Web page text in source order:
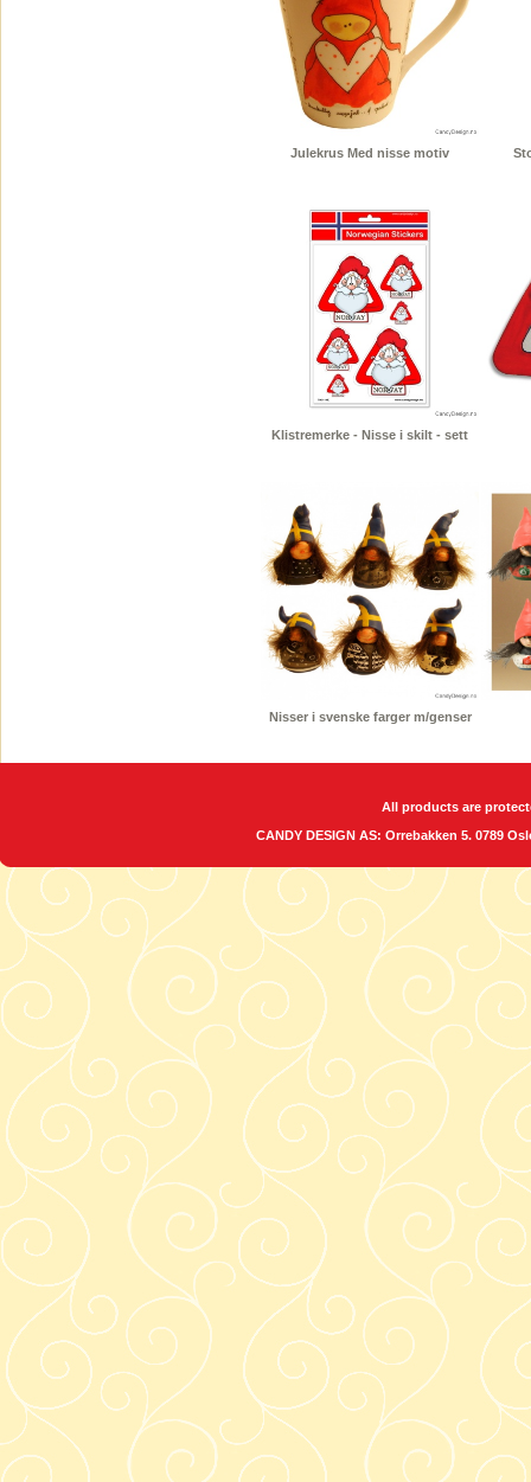
Julekrus Med nisse motiv
Klistremerke - Nisse i skilt - sett
Nisser i svenske farger m/genser
All products are
CANDY DESIGN AS: Orrebakken 5. 0789